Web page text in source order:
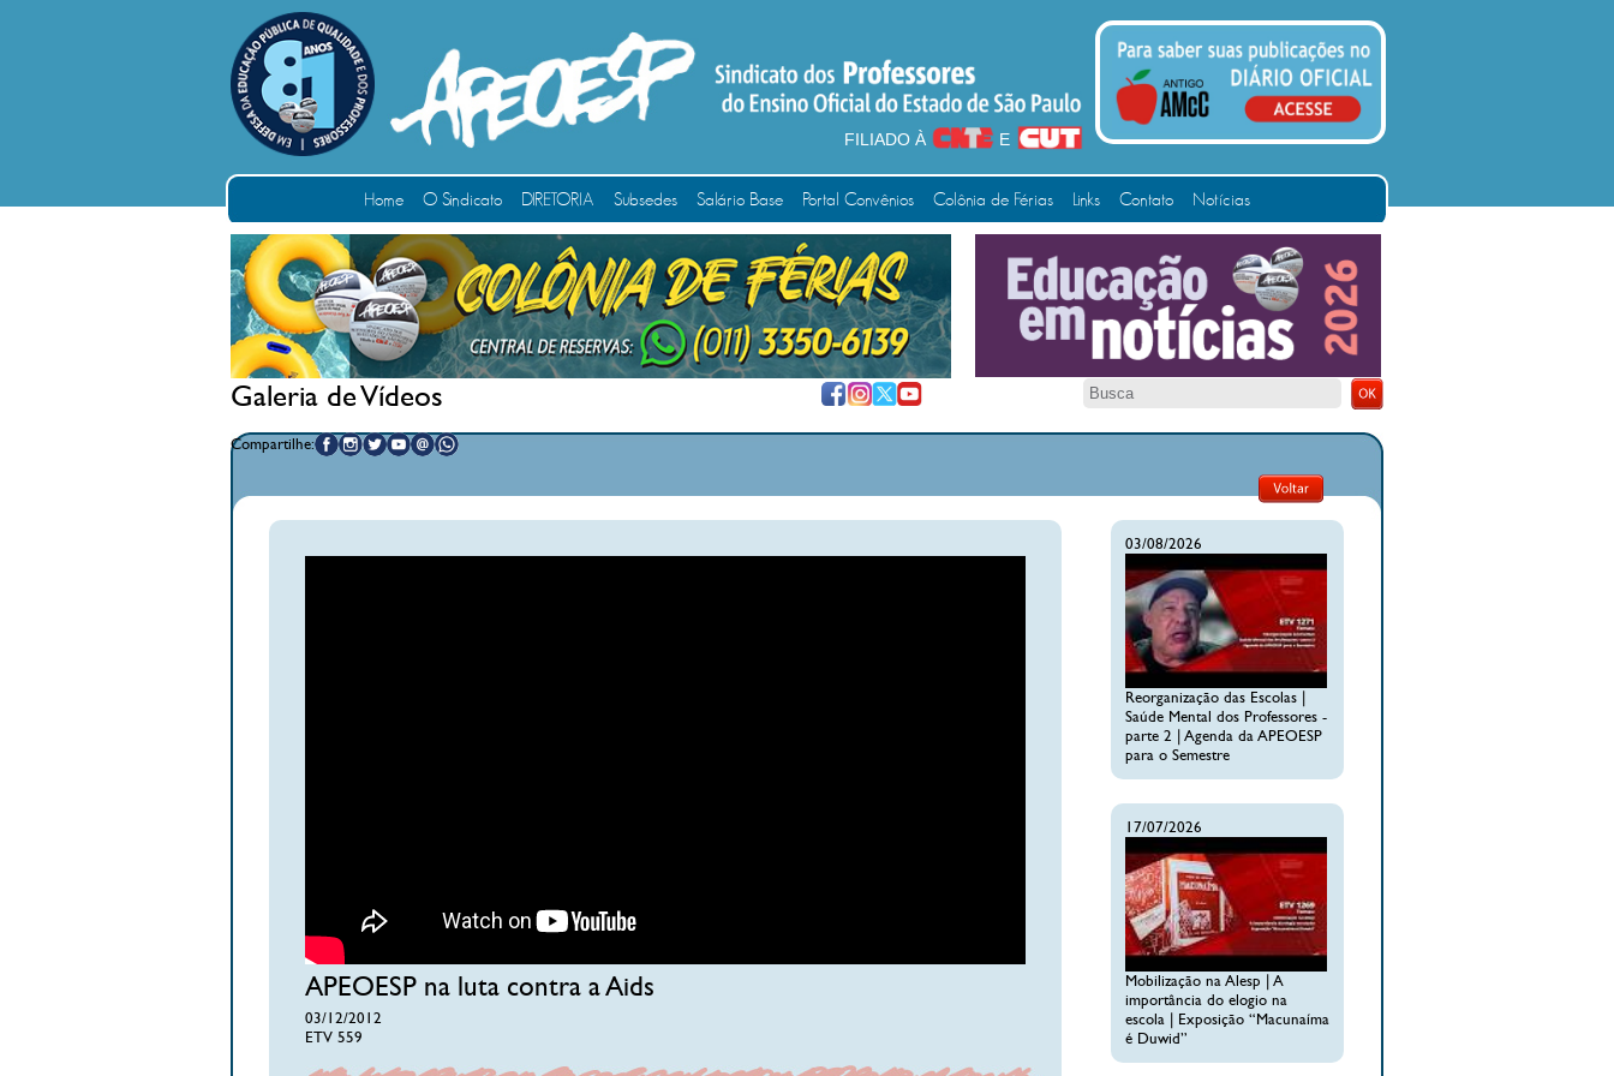
FILIADO À E
Home O Sindicato DIRETORIA Subsedes Salário Base Portal Convênios Colônia de Férias Links Contato Notícias
Galeria de Vídeos
Compartilhe:
APEOESP na luta contra a Aids
03/12/2012
ETV 559
03/08/2026
Reorganização das Escolas |
Saúde Mental dos Professores -
parte 2 | Agenda da APEOESP
para o Semestre
17/07/2026
Mobilização na Alesp | A
importância do elogio na
escola | Exposição “Macunaíma
é Duwid”